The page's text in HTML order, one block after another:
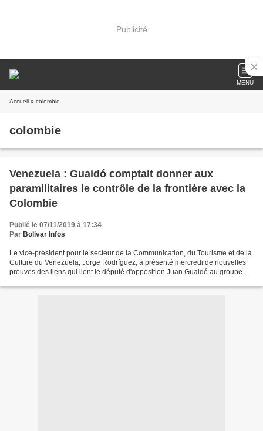
Publicité
MENU
Accueil » colombie
colombie
Venezuela : Guaidó comptait donner aux
paramilitaires le contrôle de la frontière avec la
Colombie
Publié le 07/11/2019 à 17:34
Par Bolivar Infos
Le vice-président pour le secteur de la Communication, du Tourisme et de la
Culture du Venezuela, Jorge Rodríguez, a présenté mercredi de nouvelles
preuves des liens qui lient le député d'opposition Juan Guaidó au groupe